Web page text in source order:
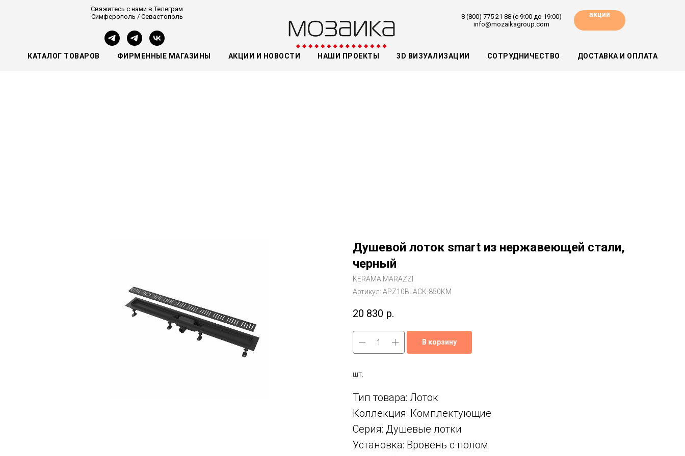
Свяжитесь с нами в Телеграм
Симферополь / Севастополь
8 (800) 775 21 88 (с 9:00 до 19:00)
info@mozaikagroup.com
акции
КАТАЛОГ ТОВАРОВ ФИРМЕННЫЕ МАГАЗИНЫ АКЦИИ И НОВОСТИ НАШИ ПРОЕКТЫ 3D ВИЗУАЛИЗАЦИИ СОТРУДНИЧЕСТВО ДОСТАВКА И ОПЛАТА
Душевой лоток smart из нержавеющей стали,
черный
KERAMA MARAZZI
Артикул: APZ10BLACK-850KM
20 830 р.
В корзину
шт.
Тип товара: Лоток
Коллекция: Комплектующие
Серия: Душевые лотки
Установка: Вровень с полом